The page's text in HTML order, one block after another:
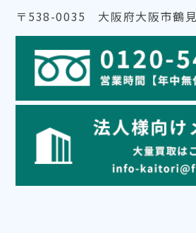
〒538-0035 大阪府大阪市鶴